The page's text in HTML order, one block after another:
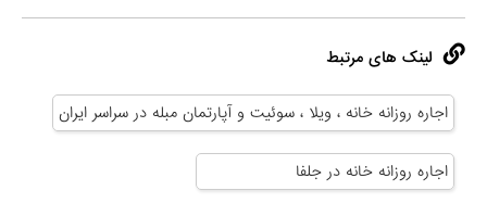
لینک های مرتبط
اجاره روزانه خانه ، ویلا ، سوئیت و آپارتمان مبله در سراسر ایران
اجاره روزانه خانه در جلفا